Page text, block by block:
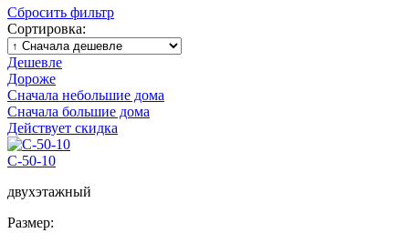
Сбросить фильтр
Сортировка:
Дешевле
Дороже
Сначала небольшие дома
Сначала большие дома
Действует скидка
C-50-10
двухэтажный
Размер: